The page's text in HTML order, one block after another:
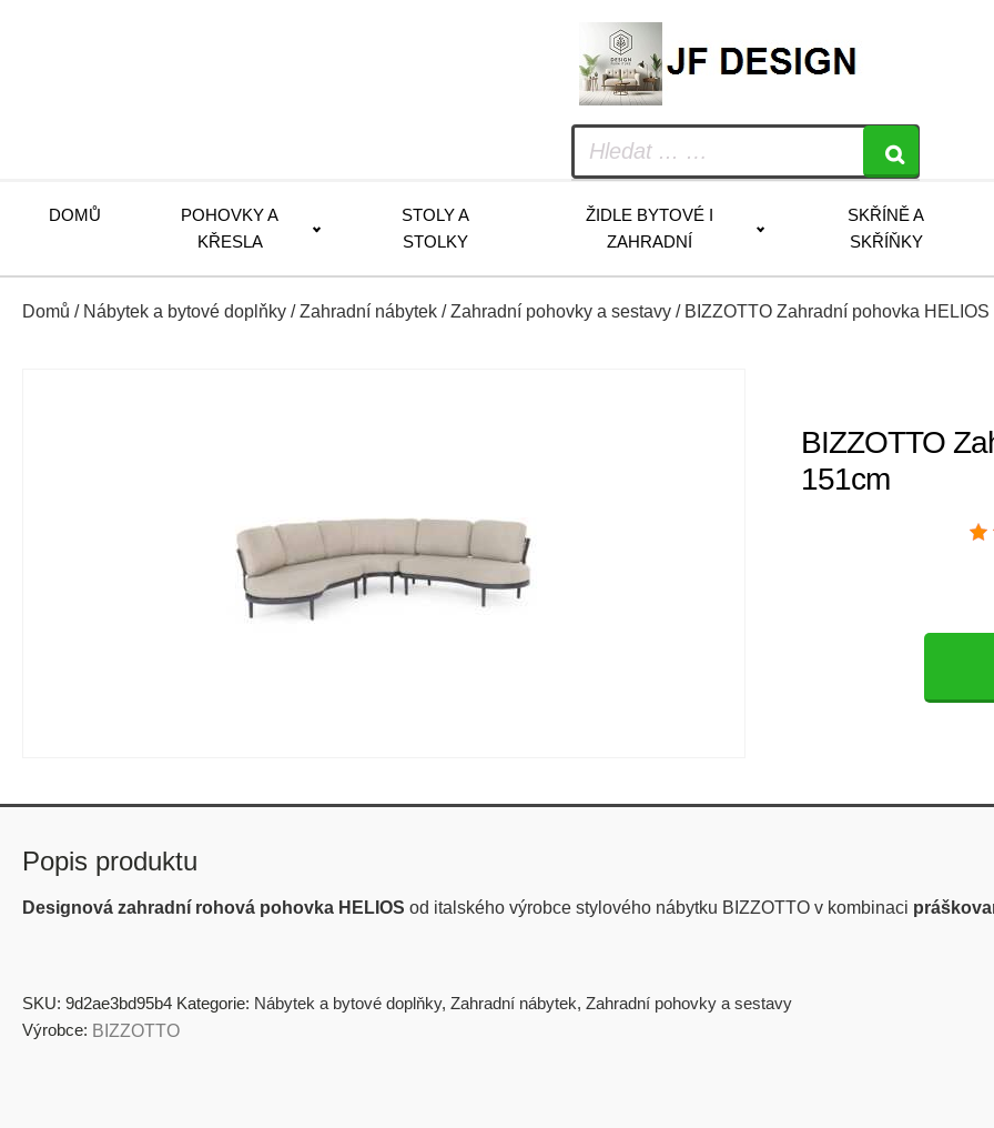
DOMŮ
POHOVKY A
KŘESLA
STOLY A
STOLKY
ŽIDLE BYTOVÉ I
ZAHRADNÍ
SKŘÍNĚ A
SKŘÍŇKY
Domů / Nábytek a bytové doplňky /Zahradní nábytek /Zahradní pohovky a sestavy / BIZZOTTO Zahradní pohovka
BIZZOTTO
151cm
Popis produktu
Designová zahradní rohová pohovka HELIOS od italského výrobce stylového nábytku BIZZOTTO v kombinaci
SKU: 9d2ae3bd95b4 Kategorie: Nábytek a bytové doplňky, Zahradní nábytek, Zahradní pohovky a sestavy
Výrobce: BIZZOTTO